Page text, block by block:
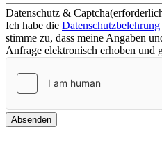
Datenschutz & Captcha
Ich habe die Datenschutzbelehrung
stimme zu, dass meine Angaben
Anfrage elektronisch erhoben und